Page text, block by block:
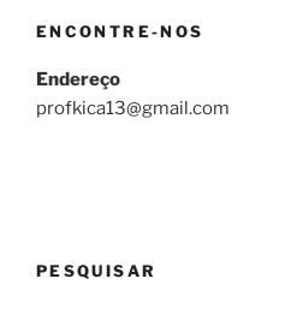
ENCONTRE-NOS
Endereço
profkica13@gmail.com
PESQUISAR